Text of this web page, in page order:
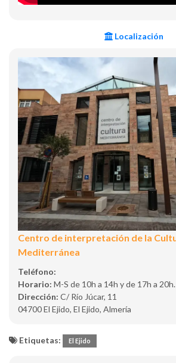
Localización
Centro de interpretación de la
Mediterránea
Teléfono:
Horario: M-S de 10h a 14h y de 17h a 20h.
Dirección: C/ Río Júcar, 11
04700 El Ejido, El Ejido, Almería
Etiquetas: El Ejido